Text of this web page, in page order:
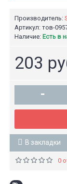
Производитель:
Артикул: тов-
Наличие: Есть в
203
-
В закладки
0